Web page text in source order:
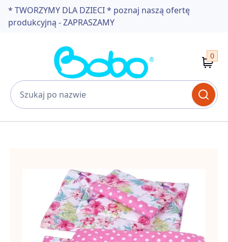
* TWORZYMY DLA DZIECI * poznaj naszą ofertę
produkcyjną - ZAPRASZAMY
0